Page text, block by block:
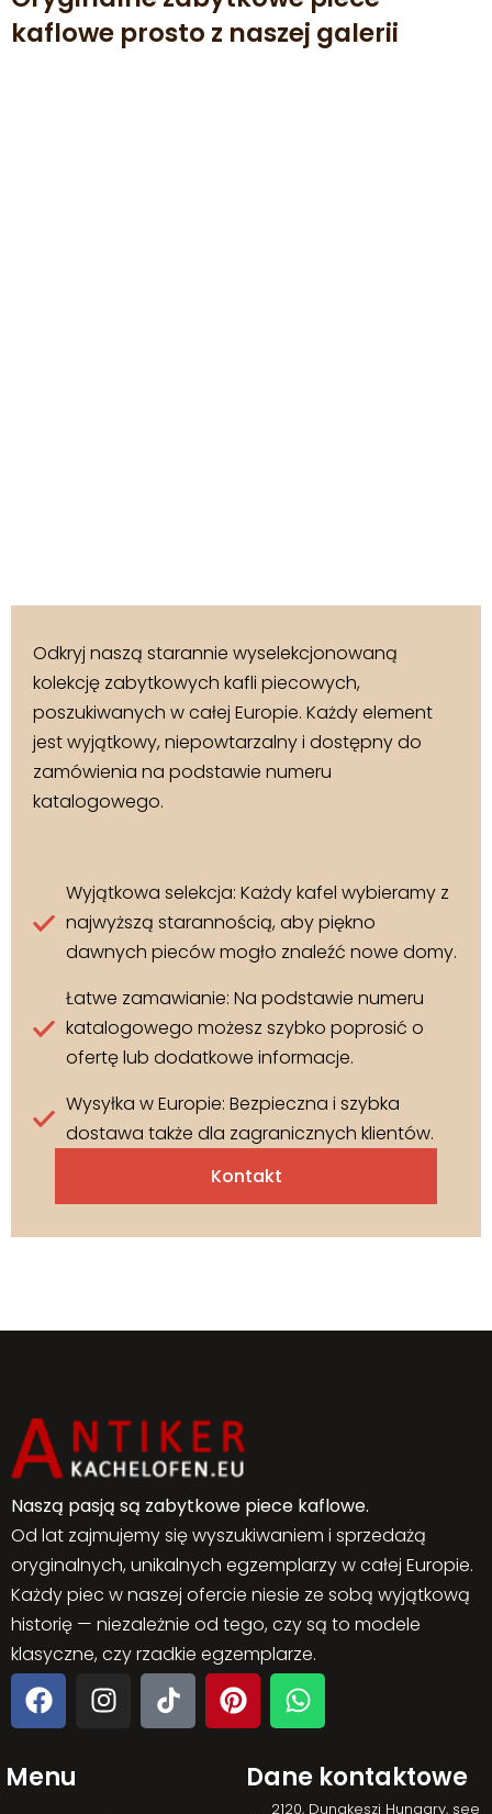
kaflowe prosto z naszej galerii
Odkryj naszą starannie wyselekcjonowaną
kolekcję zabytkowych kafli piecowych,
poszukiwanych w całej Europie. Każdy element
jest wyjątkowy, niepowtarzalny i dostępny do
zamówienia na podstawie numeru
katalogowego.
Wyjątkowa selekcja: Każdy kafel wybieramy z
najwyższą starannością, aby piękno
dawnych pieców mogło znaleźć nowe domy.
Łatwe zamawianie: Na podstawie numeru
katalogowego możesz szybko poprosić o
ofertę lub dodatkowe informacje.
Wysyłka w Europie: Bezpieczna i szybka
dostawa także dla zagranicznych klientów.
Kontakt
Naszą pasją są zabytkowe piece kaflowe.
Od lat zajmujemy się wyszukiwaniem i sprzedażą
oryginalnych, unikalnych egzemplarzy w całej Europie.
Każdy piec w naszej ofercie niesie ze sobą wyjątkową
historię — niezależnie od tego, czy są to modele
klasyczne, czy rzadkie egzemplarze.
Menu Dane kontaktowe
2120, Dunakeszi Hungary, see